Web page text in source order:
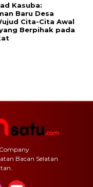
Kasuba:
Baru Desa
Cita-Cita Awal
Berpihak pada
Bacan Selatan